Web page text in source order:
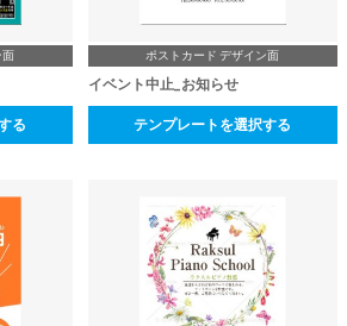
面
る
ポストカード デザイン面
イベント中止_お知らせ
テンプレートを選択する